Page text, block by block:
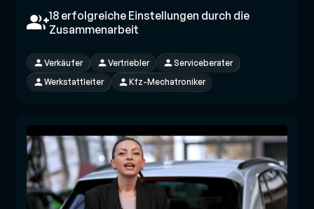
18 erfolgreiche Einstellungen durch die
Zusammenarbeit
Verkäufer Vertriebler
Serviceberater
Werkstattleiter
Kfz-Mechatroniker